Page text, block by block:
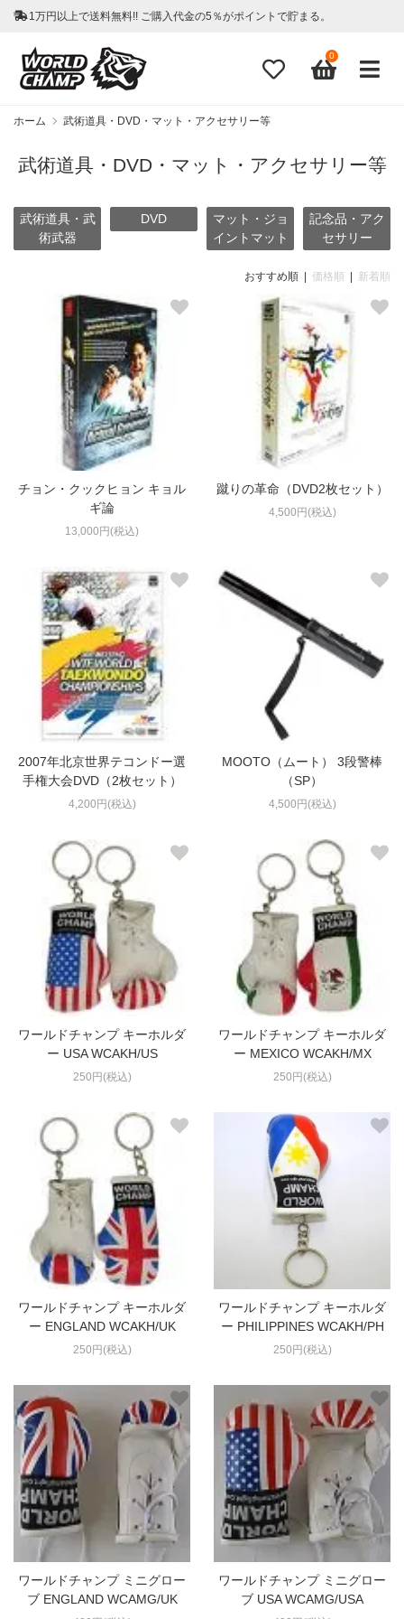
1万円以上で送料無料!! ご購入代金の5％がポイントで貯まる。
0
ホーム 武術道具・DVD・マット・アクセサリー等
武術道具・DVD・マット・アクセサリー等
武術道具・武
術武器
DVD
マット・ジョ
イントマット
記念品・アク
セサリー
おすすめ順 | 価格順 新着順
チョン・クックヒョン キョル
ギ論
13,000円(税込)
蹴りの革命（DVD2枚セット）
4,500円(税込)
2007年北京世界テコンドー選
手権大会DVD（2枚セット）
4,200円(税込)
MOOTO（ムート） 3段警棒
（SP）
4,500円(税込)
ワールドチャンプ キーホルダ
ー USA WCAKH/US
250円(税込)
ワールドチャンプ キーホルダ
ー MEXICO WCAKH/MX
250円(税込)
ワールドチャンプ キーホルダ
ー ENGLAND WCAKH/UK
250円(税込)
ワールドチャンプ キーホルダ
ー PHILIPPINES WCAKH/PH
250円(税込)
ワールドチャンプ ミニグロー
ブ ENGLAND WCAMG/UK
ワールドチャンプ ミニグロー
ブ USA WCAMG/USA